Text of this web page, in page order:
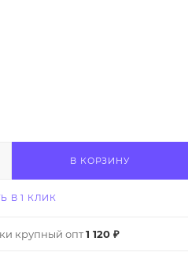
В КОРЗИНУ
В 1 КЛИК
крупный опт1 120 ₽